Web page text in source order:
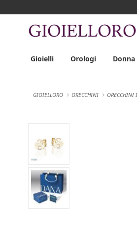
Gioielli Orologi Donna
GIOIELLORO ORECCHINI ORECCHINI